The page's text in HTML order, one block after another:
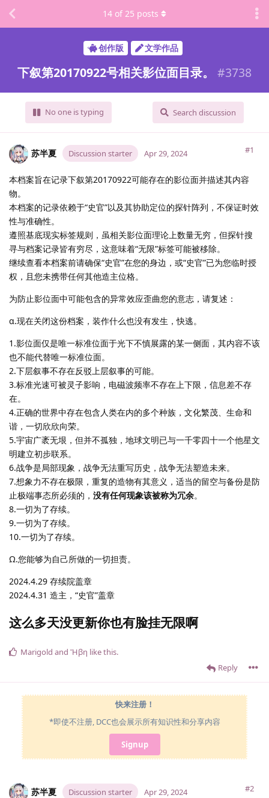
创作版 文学作品
下叙第20170922号相关影位面目录。 #3738
No one is typing Search discussion
14 of 25 posts
苏半夏 Discussion starter #1
Apr 29, 2024
本档案旨在记录下叙第20170922可能存在的影位面并描述其内容
物。
本档案的记录依赖于“史官”以及其协助定位的探针阵列，不保证时效
性与准确性。
遵照基底现实标签规则，虽相关影位面理论上数量无穷，但探针搜
寻与档案记录皆有穷尽，这意味着“无限”标签可能被移除。
继续查看本档案前请确保“史官”在您的身边，或“史官”已为您临时授
权，且您未携带任何其他造主位格。
为防止影位面中可能包含的异常效应歪曲您的意志，请复述：
α.现在关闭这份档案，装作什么也没有发生，快逃。
1.影位面仅是唯一标准位面于光下不慎展露的某一侧面，其内容不该
也不能代替唯一标准位面。
2.下层叙事不存在反驳上层叙事的可能。
3.标准光速可被灵子影响，电磁波频率不存在上下限，信息差不存
在。
4.正确的世界中存在包含人类在内的多个种族，文化繁茂、生命和
谐，一切欣欣向荣。
5.宇宙广袤无垠，但并不孤独，地球文明已与一千零四十一个他星文
明建立初步联系。
6.战争是局部现象，战争无法重写历史，战争无法塑造未来。
7.想象力不存在极限，重复的造物有其意义，适当的留空与备份是防
止极端事态所必须的， 没有任何现象该被称为冗余。
8.一切为了存续。
9.一切为了存续。
10.一切为了存续。
Ω.您能够为自己所做的一切担责。
2024.4.29 存续院盖章
2024.4.31 造主，“史官”盖章
这么多天没更新你也有脸挂无限啊
Reply
Marigold and Ἥβη like this.
快来注册！
*即使不注册, DCC也会展示所有知识性和分享内容
Signup
苏半夏 Discussion starter #2
Apr 29, 2024